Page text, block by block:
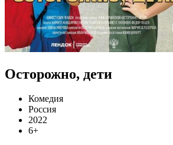
Осторожно, дети
Комедия
Россия
2022
6+